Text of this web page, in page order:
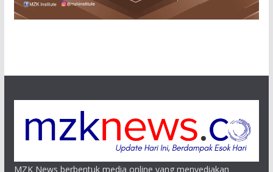
MZK News berbentuk media online yang menyediakan